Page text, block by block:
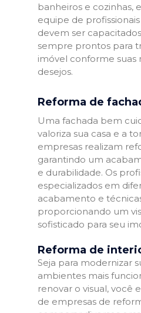
banheiros e cozinhas,
equipe de
devem ser
sempre prontos para
imóvel conforme suas
desejos.
Reforma de
Uma fachada bem
valoriza sua casa e a
empresas realizam
garantindo um
e durabilidade. Os
especializados em
acabamento e
proporcionando um
sofisticado para seu
Reforma de
Seja para modernizar
ambientes mais
renovar o visual, você
de empresas de